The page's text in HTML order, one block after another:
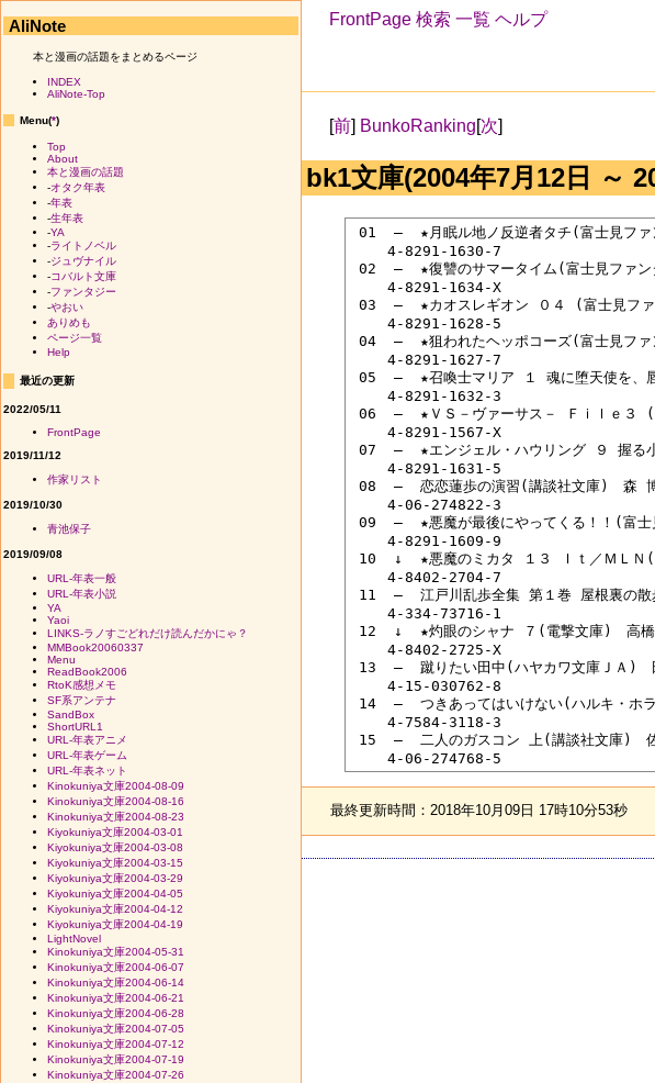
FrontPage 検索 一覧 ヘルプ
[前] BunkoRanking[次]
bk1文庫(2004年7月12日 ～
01  ―  ★月眠ル地ノ反逆者タチ(富士見ファ
4-8291-1630-7
02  ―  ★復讐のサマータイム(富士見ファン
4-8291-1634-X
03  ―  ★カオスレギオン ０４ (富士見ファ
4-8291-1628-5
04  ―  ★狙われたヘッポコーズ(富士見フ
4-8291-1627-7
05  ―  ★召喚士マリア １ 魂に堕天使を、
4-8291-1632-3
06  ―  ★ＶＳ－ヴァーサス－ Ｆｉｌｅ３ (
4-8291-1567-X
07  ―  ★エンジェル・ハウリング ９ 握る
4-8291-1631-5
08  ―  恋恋蓮歩の演習(講談社文庫)　森
4-06-274822-3
09  ―  ★悪魔が最後にやってくる！！(富士
4-8291-1609-9
10  ↓  ★悪魔のミカタ １３ Ｉｔ／ＭＬＮ(
4-8402-2704-7
11  ―  江戸川乱歩全集 第１巻 屋根裏の散
4-334-73716-1
12  ↓  ★灼眼のシャナ ７(電撃文庫)　高
4-8402-2725-X
13  ―  蹴りたい田中(ハヤカワ文庫ＪＡ)　
4-15-030762-8
14  ―  つきあってはいけない(ハルキ・ホ
4-7584-3118-3
15  ―  二人のガスコン 上(講談社文庫)　
最終更新時間：2018年10月09日 17時10分53秒
AliNote
本と漫画の話題をまとめるページ
INDEX
AliNote-Top
Menu(*)
Top
About
本と漫画の話題
-オタク年表
-年表
-生年表
-YA
-ライトノベル
-ジュヴナイル
-コバルト文庫
-ファンタジー
-やおい
ありめも
ページ一覧
Help
最近の更新
2022/05/11
FrontPage
2019/11/12
作家リスト
2019/10/30
青池保子
2019/09/08
URL-年表一般
URL-年表小説
YA
Yaoi
LINKS-ラノすごどれだけ読んだかにゃ？
MMBook20060337
Menu
ReadBook2006
RtoK感想メモ
SF系アンテナ
SandBox
ShortURL1
URL-年表アニメ
URL-年表ゲーム
URL-年表ネット
Kinokuniya文庫2004-08-09
Kinokuniya文庫2004-08-16
Kinokuniya文庫2004-08-23
Kiyokuniya文庫2004-03-01
Kiyokuniya文庫2004-03-08
Kiyokuniya文庫2004-03-15
Kiyokuniya文庫2004-03-29
Kiyokuniya文庫2004-04-05
Kiyokuniya文庫2004-04-12
Kiyokuniya文庫2004-04-19
LightNovel
Kinokuniya文庫2004-05-31
Kinokuniya文庫2004-06-07
Kinokuniya文庫2004-06-14
Kinokuniya文庫2004-06-21
Kinokuniya文庫2004-06-28
Kinokuniya文庫2004-07-05
Kinokuniya文庫2004-07-12
Kinokuniya文庫2004-07-19
Kinokuniya文庫2004-07-26